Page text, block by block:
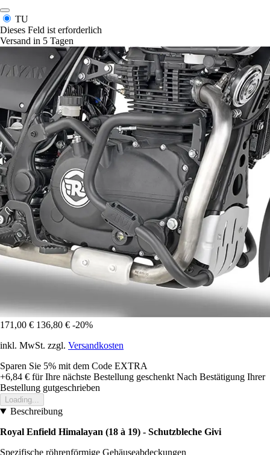
TU
Dieses Feld ist erforderlich
Versand in 5 Tagen
171,00 € 136,80 € -20%
inkl. MwSt. zzgl. Versandkosten
Sparen Sie 5% mit dem Code EXTRA
+6,84 € für Ihre nächste Bestellung geschenkt Nach Bestätigung Ihrer
Bestellung gutgeschrieben
Loading...
Beschreibung
Royal Enfield Himalayan (18 à 19) - Schutzbleche Givi
Spezifische röhrenförmige Gehäuseabdeckungen